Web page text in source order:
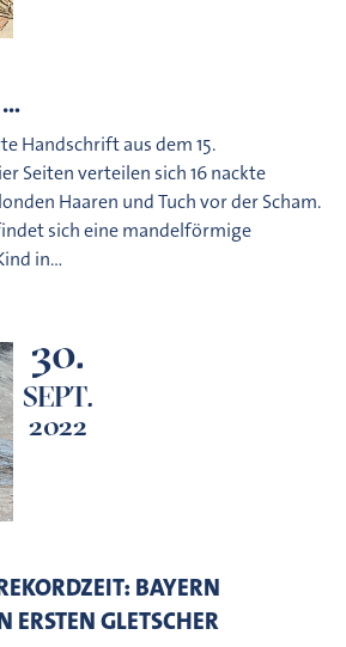
…
Handschrift aus dem 15.
Seiten verteilen sich 16 nackte
Haaren und Tuch vor der Scham.
sich eine mandelförmige
in…
30.
SEPT.
2022
BAYERN
ERSTEN GLETSCHER